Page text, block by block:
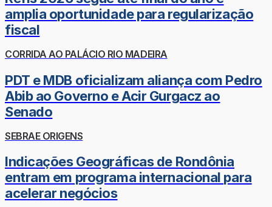
amplia oportunidade para regularização
fiscal
CORRIDA AO PALÁCIO RIO MADEIRA
PDT e MDB oficializam aliança com Pedro
Abib ao Governo e Acir Gurgacz ao
Senado
SEBRAE ORIGENS
Indicações Geográficas de Rondônia
entram em programa internacional para
acelerar negócios